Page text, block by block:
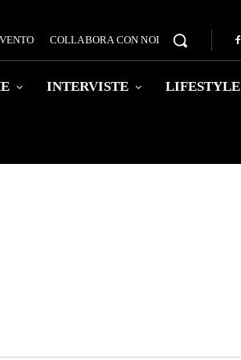
COLLABORA CON NOI
INTERVISTE LIFESTYLE